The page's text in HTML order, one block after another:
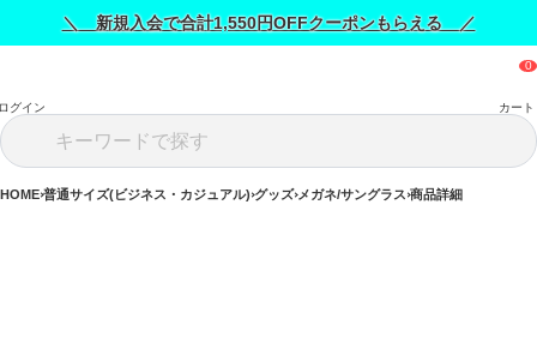
＼ 新規入会で合計1,550円OFFクーポンもらえる ／
グイン カート
HOME 普通サイズ(ビジネス・カジュアル) グッズ メガネ/サングラス 商品詳細